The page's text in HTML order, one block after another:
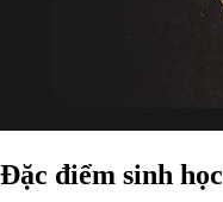
Đặc điểm sinh học